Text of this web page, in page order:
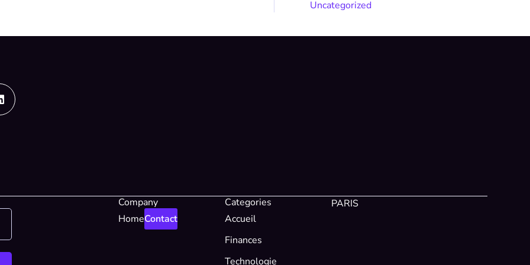
Uncategorized
Company
HomeContact
Categories
Accueil
Finances
Technologie
PARIS